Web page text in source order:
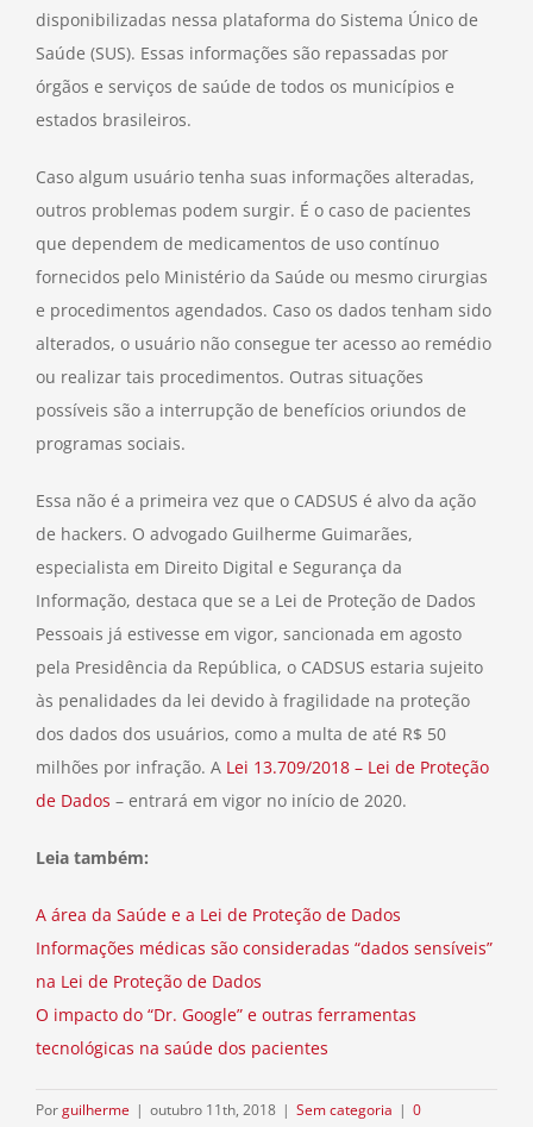
disponibilizadas nessa plataforma do Sistema Único de
Saúde (SUS). Essas informações são repassadas por
órgãos e serviços de saúde de todos os municípios e
estados brasileiros.
Caso algum usuário tenha suas informações alteradas,
outros problemas podem surgir. É o caso de pacientes
que dependem de medicamentos de uso contínuo
fornecidos pelo Ministério da Saúde ou mesmo cirurgias
e procedimentos agendados. Caso os dados tenham sido
alterados, o usuário não consegue ter acesso ao remédio
ou realizar tais procedimentos. Outras situações
possíveis são a interrupção de benefícios oriundos de
programas sociais.
Essa não é a primeira vez que o CADSUS é alvo da ação
de hackers. O advogado Guilherme Guimarães,
especialista em Direito Digital e Segurança da
Informação, destaca que se a Lei de Proteção de Dados
Pessoais já estivesse em vigor, sancionada em agosto
pela Presidência da República, o CADSUS estaria sujeito
às penalidades da lei devido à fragilidade na proteção
dos dados dos usuários, como a multa de até R$ 50
milhões por infração. A Lei 13.709/2018 – Lei de Proteção
de Dados – entrará em vigor no início de 2020.
Leia também:
A área da Saúde e a Lei de Proteção de Dados
Informações médicas são consideradas “dados sensíveis”
na Lei de Proteção de Dados
O impacto do “Dr. Google” e outras ferramentas
tecnológicas na saúde dos pacientes
Porguilherme | outubro 11th, 2018 | Sem categoria | 0